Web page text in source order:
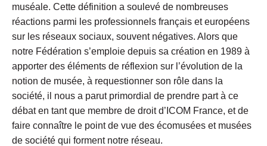
muséale. Cette définition a soulevé de nombreuses
réactions parmi les professionnels français et européens
sur les réseaux sociaux, souvent négatives. Alors que
notre Fédération s’emploie depuis sa création en 1989 à
apporter des éléments de réflexion sur l’évolution de la
notion de musée, à requestionner son rôle dans la
société, il nous a parut primordial de prendre part à ce
débat en tant que membre de droit d’ICOM France, et de
faire connaître le point de vue des écomusées et musées
de société qui forment notre réseau.